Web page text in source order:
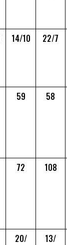
14/10 22/7
59 58
72 108
20/ 13/